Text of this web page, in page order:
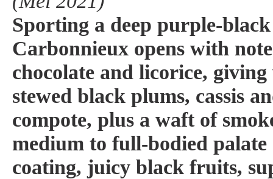
Sporting a deep purple-
Carbonnieux opens with
chocolate and licorice,
stewed black plums, cassis
compote, plus a waft of
medium to full-bodied
coating, juicy black fruits,